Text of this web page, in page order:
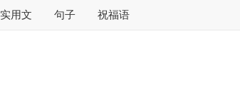
实用文 句子 祝福语